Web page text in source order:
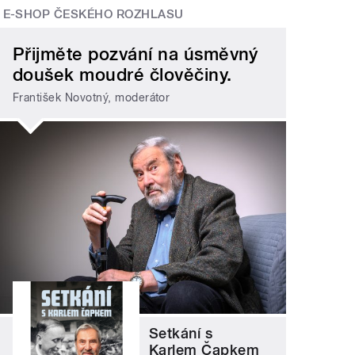
E-SHOP ČESKÉHO ROZHLASU
Přijměte pozvání na úsměvný
doušek moudré člověčiny.
František Novotný, moderátor
Setkání s
Karlem Čapkem